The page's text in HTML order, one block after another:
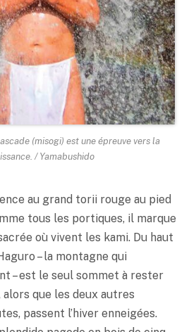
(misogi) est une épreuve vers la
/ Yamabushido
au grand torii rouge au pied
tous les portiques, il marque
où vivent les kami. Du haut
– la montagne qui
– est le seul sommet à rester
alors que les deux autres
passent l’hiver enneigées.